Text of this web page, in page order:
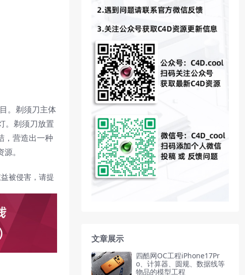
。剃须刀主体
。剃须刀放置
，营造出一种
。
被侵害，请提
文章展示
四酷网OC工程iPhone17Pr
o、计算器、圆规、数据线等
物品的模型工程